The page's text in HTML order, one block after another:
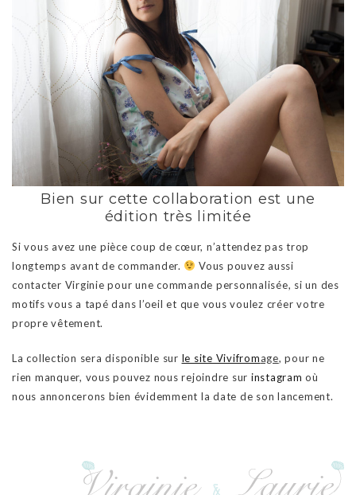
Bien sur cette collaboration est une
édition très limitée
Si vous avez une pièce coup de cœur, n’attendez pas trop
longtemps avant de commander.
Vous pouvez aussi
contacter Virginie pour une commande personnalisée, si un des
motifs vous a tapé dans l’oeil et que vous voulez créer votre
propre vêtement.
La collection sera disponible sur le site Vivifromage, pour ne
rien manquer, vous pouvez nous rejoindre sur instagram où
nous annoncerons bien évidemment la date de son lancement.